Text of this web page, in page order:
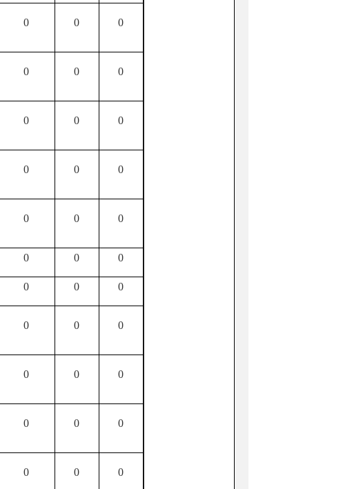
0 0 0
0 0 0
0 0 0
0 0 0
0 0 0
0 0 0
0 0 0
0 0 0
0 0 0
0 0 0
0 0 0